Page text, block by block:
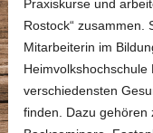
Praxiskurse und
Rostock“ zusammen.
Mitarbeiterin im
verschiedensten
finden. Dazu gehören